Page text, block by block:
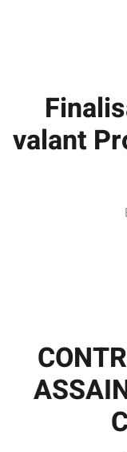
valant